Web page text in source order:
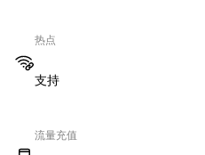
热点
支持
流量充值